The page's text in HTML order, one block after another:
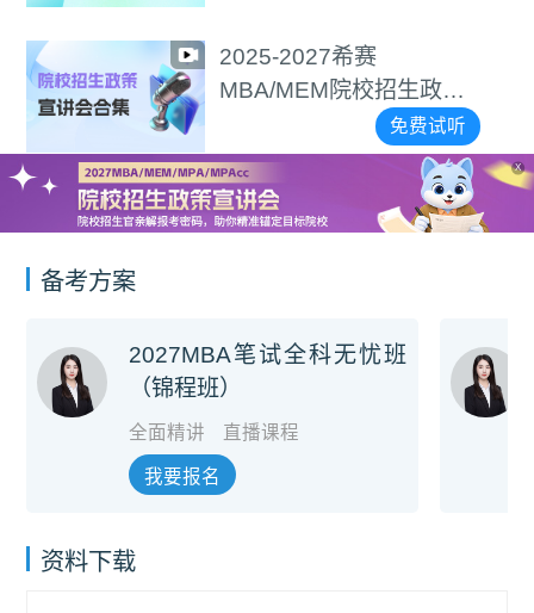
2025-2027希赛
MBA/MEM院校招生政策
免费试听
X
备考方案
2027MBA笔试全科无忧班
（锦程班）
全面精讲 直播课程
我要报名
资料下载